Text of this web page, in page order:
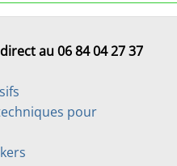
au 06 84 04 27 37
pour